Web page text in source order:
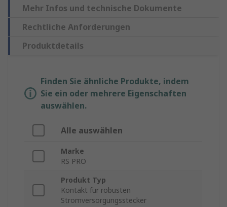
Mehr Infos und technische Dokumente
Rechtliche Anforderungen
Produktdetails
Finden Sie ähnliche Produkte, indem
Sie ein oder mehrere Eigenschaften
auswählen.
Alle auswählen
Marke
RS PRO
Produkt Typ
Kontakt für robusten
Stromversorgungsstecker